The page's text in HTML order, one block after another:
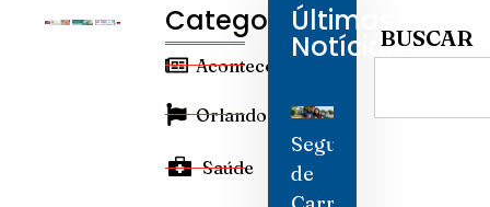
Categorias
Aconteceu
Orlando
Saúde
Últimas
Notícias
Seguro
de
BUSCAR